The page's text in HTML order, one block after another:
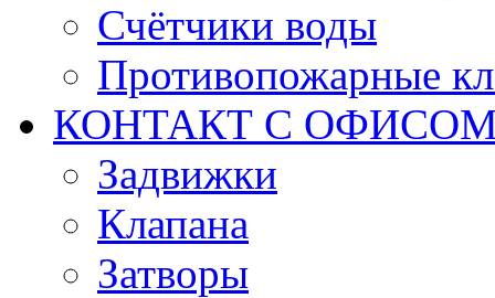
Счётчики воды
Противопожарные
КОНТАКТ С ОФИСОМ
Задвижки
Клапана
Затворы